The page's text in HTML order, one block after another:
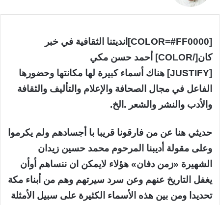
[COLOR=#FF0000]انديتنا الثقافية في خبر
كان[/COLOR] أحمد حسن مكي
[JUSTIFY] هناك أسماء كبيرة لها مكانتها وحضورها
الفاعل في مجال الصحافة والإعلام والتأليف والثقافة
والأدب والنشر والشعر .الخ.
حديثي هنا عن من فارقونا قريبا با أجسادهم ولم يكرموا
وعلى مقولة أديبنا المرحوم محمد حسين زيدان
الشهيرة «زمن دفان» هؤلاء لايمكن ان ننساهم أوأن
يغفل التاريخ عنهم وعن سرد سيرتهم وهم من أبناء مكة
تحديدا ومن بين هذه الأسماء الكثيرة على سبيل الأمثلة